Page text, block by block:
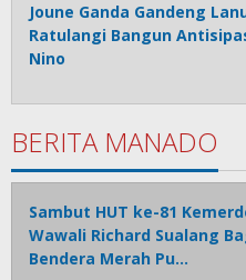
Joune Ganda Gandeng
Ratulangi Bangun
Nino
BERITA MANADO
Sambut HUT ke-81
Wawali Richard Sualang
Bendera Merah Pu…